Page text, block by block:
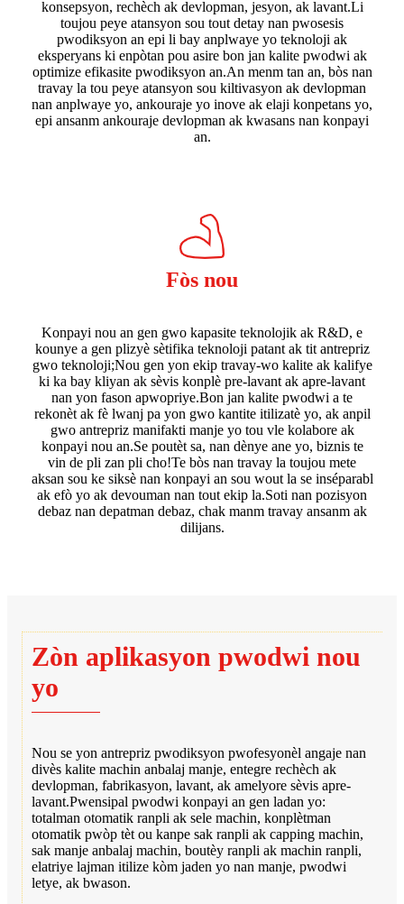
konsepsyon, rechèch ak devlopman, jesyon, ak lavant.Li
toujou peye atansyon sou tout detay nan pwosesis
pwodiksyon an epi li bay anplwaye yo teknoloji ak
eksperyans ki enpòtan pou asire bon jan kalite pwodwi ak
optimize efikasite pwodiksyon an.An menm tan an, bòs nan
travay la tou peye atansyon sou kiltivasyon ak devlopman
nan anplwaye yo, ankouraje yo inove ak elaji konpetans yo,
epi ansanm ankouraje devlopman ak kwasans nan konpayi
an.
Fòs nou
Konpayi nou an gen gwo kapasite teknolojik ak R&D, e
kounye a gen plizyè sètifika teknoloji patant ak tit antrepriz
gwo teknoloji;Nou gen yon ekip travay-wo kalite ak kalifye
ki ka bay kliyan ak sèvis konplè pre-lavant ak apre-lavant
nan yon fason apwopriye.Bon jan kalite pwodwi a te
rekonèt ak fè lwanj pa yon gwo kantite itilizatè yo, ak anpil
gwo antrepriz manifakti manje yo tou vle kolabore ak
konpayi nou an.Se poutèt sa, nan dènye ane yo, biznis te
vin de pli zan pli cho!Te bòs nan travay la toujou mete
aksan sou ke siksè nan konpayi an sou wout la se inséparabl
ak efò yo ak devouman nan tout ekip la.Soti nan pozisyon
debaz nan depatman debaz, chak manm travay ansanm ak
dilijans.
Zòn aplikasyon pwodwi nou
yo
Nou se yon antrepriz pwodiksyon pwofesyonèl angaje nan
divès kalite machin anbalaj manje, entegre rechèch ak
devlopman, fabrikasyon, lavant, ak amelyore sèvis apre-
lavant.Pwensipal pwodwi konpayi an gen ladan yo:
totalman otomatik ranpli ak sele machin, konplètman
otomatik pwòp tèt ou kanpe sak ranpli ak capping machin,
sak manje anbalaj machin, boutèy ranpli ak machin ranpli,
elatriye lajman itilize kòm jaden yo nan manje, pwodwi
letye, ak bwason.